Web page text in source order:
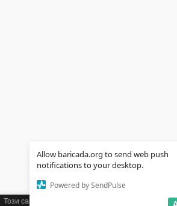
Allow baricada.org to send web push
notifications to your desktop.
Powered by SendPulse
Този сайт използва бисквитки (cookies). Ако